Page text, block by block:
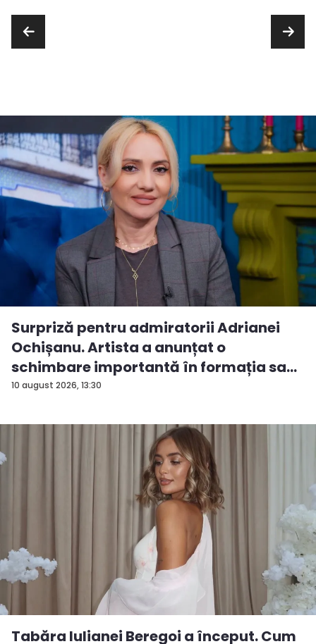
10 august 2026, 13:30
Surpriză pentru admiratorii Adrianei
Ochișanu. Artista a anunțat o
schimbare importantă în formația sa...
Tabăra Iulianei Beregoi a început. Cum